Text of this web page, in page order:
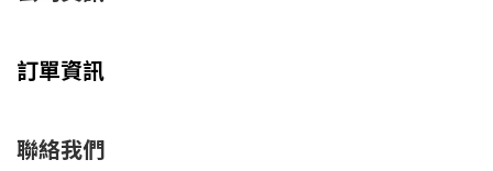
訂單資訊
聯絡我們